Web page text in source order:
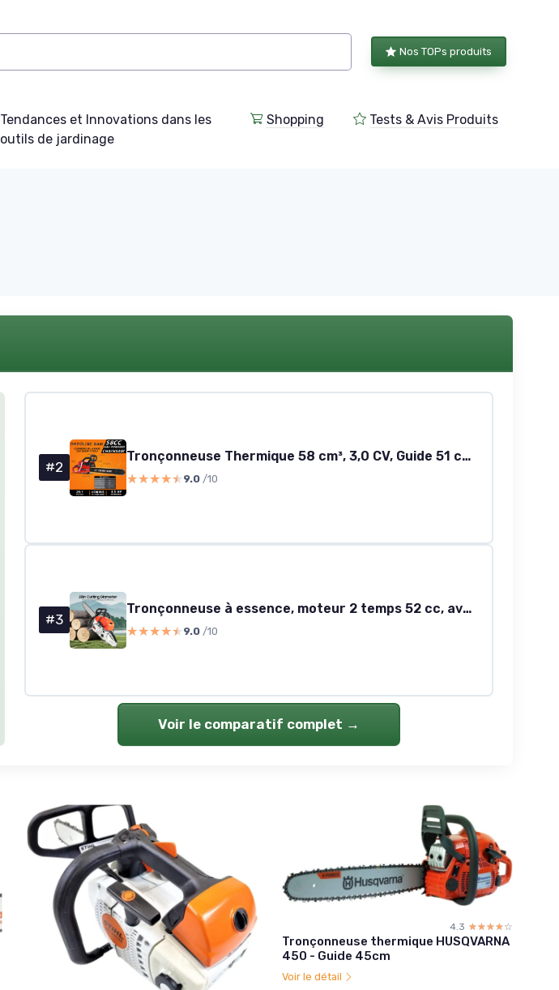
Nos TOPs produits
Tendances et Innovations dans les
outils de jardinage
Shopping Tests & Avis Produits
#2
Tronçonneuse Thermique 58 cm³, 3,0 CV, Guide 51 cm, Tronçonneuse à Essence, Moteur 2 Temps, avec Huileur Automatique, pour Coupe de Bois, Élagage de Branches des Arbres
★★★★★
★★★★★ 9.0 /10
#3
Tronçonneuse à essence, moteur 2 temps 52 cc, avec longueur de lame de 51 cm et démarrage facile, lubrification automatique de la chaîne idéale pour le bois de chauffage, l'élagage des arbres et
★★★★★
★★★★★ 9.0 /10
Voir le comparatif complet →
4.3 ☆☆☆☆☆
★★★★★
Tronçonneuse thermique HUSQVARNA
450 - Guide 45cm
Voir le détail